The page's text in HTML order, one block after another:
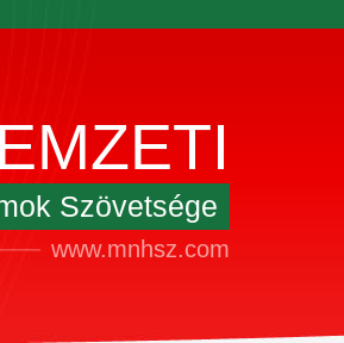
Szövetsége
www.mnhsz.com